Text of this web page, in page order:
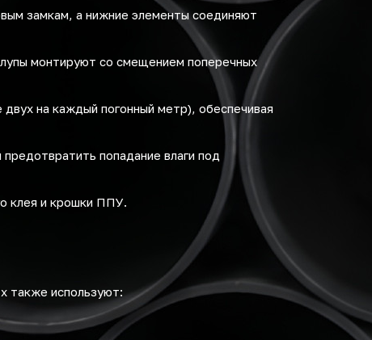
замкам, а нижние элементы соединяют
монтируют со смещением поперечных
на каждый погонный метр), обеспечивая
попадание влаги под
клея и крошки ППУ.
также используют: